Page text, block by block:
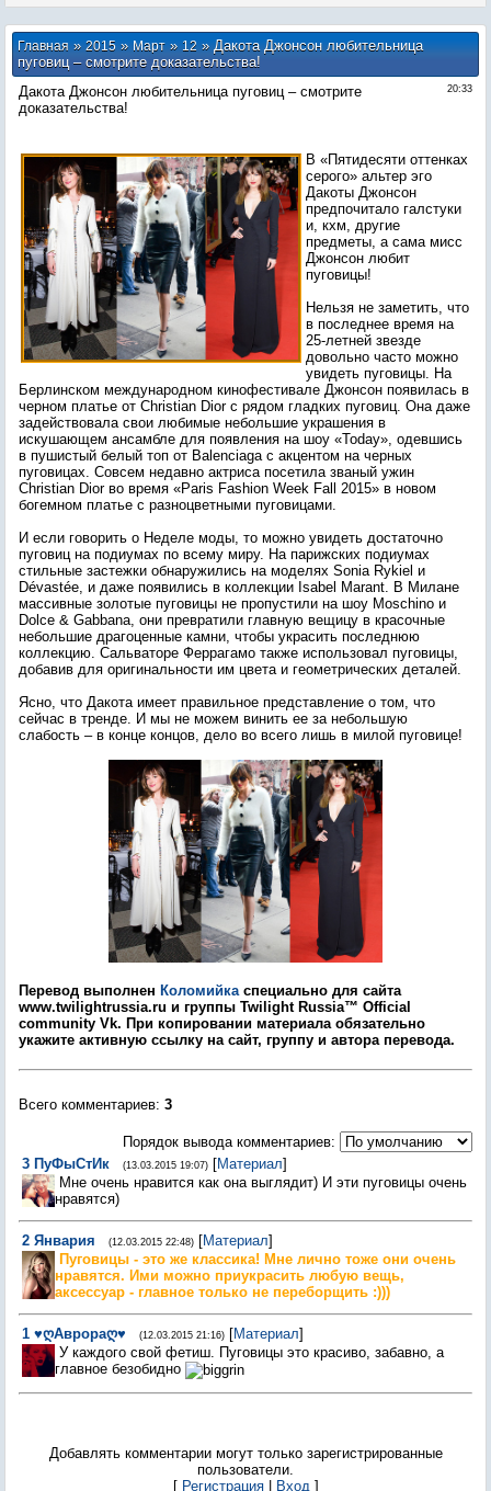
Главная»2015 » Март » 12» Дакота Джонсон любительница
пуговиц – смотрите доказательства!
20:33
Дакота Джонсон любительница пуговиц – смотрите
доказательства!
В «Пятидесяти оттенках
серого» альтер эго
Дакоты Джонсон
предпочитало галстуки
и, кхм, другие
предметы, а сама мисс
Джонсон любит
пуговицы!
Нельзя не заметить, что
в последнее время на
25-летней звезде
довольно часто можно
увидеть пуговицы. На
Берлинском международном кинофестивале Джонсон появилась в
черном платье от Christian Dior с рядом гладких пуговиц. Она даже
задействовала свои любимые небольшие украшения в
искушающем ансамбле для появления на шоу «Today», одевшись
в пушистый белый топ от Balenciaga с акцентом на черных
пуговицах. Совсем недавно актриса посетила званый ужин
Christian Dior во время «Paris Fashion Week Fall 2015» в новом
богемном платье с разноцветными пуговицами.
И если говорить о Неделе моды, то можно увидеть достаточно
пуговиц на подиумах по всему миру. На парижских подиумах
стильные застежки обнаружились на моделях Sonia Rykiel и
Dévastée, и даже появились в коллекции Isabel Marant. В Милане
массивные золотые пуговицы не пропустили на шоу Moschino и
Dolce & Gabbana, они превратили главную вещицу в красочные
небольшие драгоценные камни, чтобы украсить последнюю
коллекцию. Сальваторе Феррагамо также использовал пуговицы,
добавив для оригинальности им цвета и геометрических деталей.
Ясно, что Дакота имеет правильное представление о том, что
сейчас в тренде. И мы не можем винить ее за небольшую
слабость – в конце концов, дело во всего лишь в милой пуговице!
Перевод выполнен Коломийкаспециально для сайта
www.twilightrussia.ru и группы Twilight Russia™ Оfficial
community Vk. При копировании материала обязательно
укажите активную ссылку на сайт, группу и автора перевода.
Всего комментариев: 3
Порядок вывода комментариев:
3 ПуФыСтИк (13.03.2015 19:07) [Материал]
Мне очень нравится как она выглядит) И эти пуговицы очень
нравятся)
2 Январия (12.03.2015 22:48) [Материал]
Пуговицы - это же классика! Мне лично тоже они очень
нравятся. Ими можно приукрасить любую вещь,
аксессуар - главное только не переборщить :)))
1 ♥ღАврораღ♥ (12.03.2015 21:16) [Материал]
У каждого свой фетиш. Пуговицы это красиво, забавно, а
главное безобидно
Добавлять комментарии могут только зарегистрированные
пользователи.
[ Регистрация| Вход]